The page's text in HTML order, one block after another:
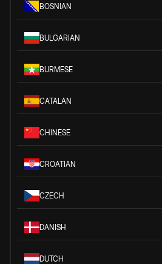
BOSNIAN
BULGARIAN
BURMESE
CATALAN
CHINESE
CROATIAN
CZECH
DANISH
DUTCH